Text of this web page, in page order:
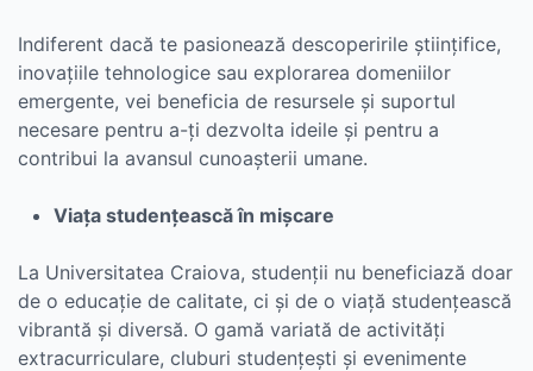
Indiferent dacă te pasionează descoperirile științifice,
inovațiile tehnologice sau explorarea domeniilor
emergente, vei beneficia de resursele și suportul
necesare pentru a-ți dezvolta ideile și pentru a
contribui la avansul cunoașterii umane.
Viața studențească în mișcare
La Universitatea Craiova, studenții nu beneficiază doar
de o educație de calitate, ci și de o viață studențească
vibrantă și diversă. O gamă variată de activități
extracurriculare, cluburi studențești și evenimente